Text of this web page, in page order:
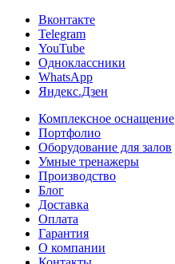
Вконтакте
Telegram
YouTube
Одноклассники
WhatsApp
Яндекс.Дзен
Комплексное оснащение
Портфолио
Оборудование для залов
Умные тренажеры
Производство
Блог
Доставка
Оплата
Гарантия
О компании